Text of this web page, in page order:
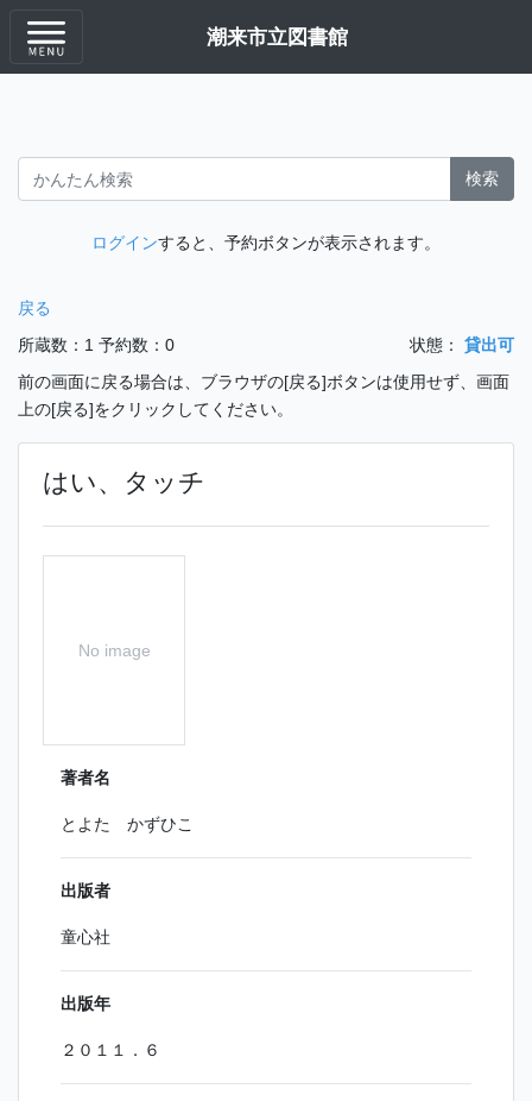
潮来市立図書館
検索
ログインすると、予約ボタンが表示されます。
戻る
所蔵数：1 予約数：0 状態：
貸出可
前の画面に戻る場合は、ブラウザの[戻る]ボタンは使用せず、画面
上の[戻る]をクリックしてください。
はい、タッチ
No image
著者名
とよた かずひこ
出版者
童心社
出版年
２０１１．６